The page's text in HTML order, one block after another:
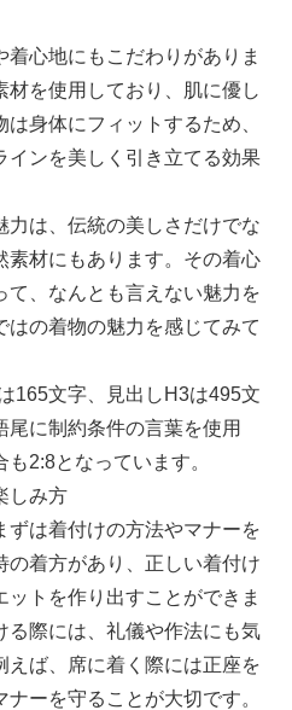
心地にもこだわりがありま
材を使用しており、肌に優し
身体にフィットするため、
インを美しく引き立てる効果
力は、伝統の美しさだけでな
素材にもあります。その着心
て、なんとも言えない魅力を
はの着物の魅力を感じてみて
165文字、見出しH3は495文
に制約条件の言葉を使用
2:8となっています。
しみ方
ずは着付けの方法やマナーを
の着方があり、正しい着付け
トを作り出すことができま
る際には、礼儀や作法にも気
えば、席に着く際には正座を
ーを守ることが大切です。